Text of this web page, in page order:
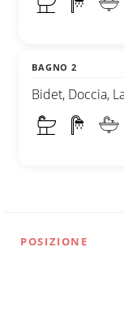
BAGNO 2
Bidet, Doccia,
POSIZIONE